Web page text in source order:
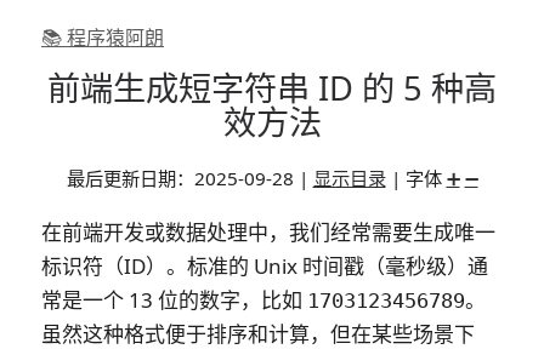
📚 程序猿阿朗
前端生成短字符串 ID 的 5 种高
效方法
最后更新日期： 2025-09-28 | 显示目录| 字体 ➕ ➖
在前端开发或数据处理中，我们经常需要生成唯一
标识符（ID）。标准的 Unix 时间戳（毫秒级）通
常是一个 13 位的数字，比如 1703123456789。
虽然这种格式便于排序和计算，但在某些场景下